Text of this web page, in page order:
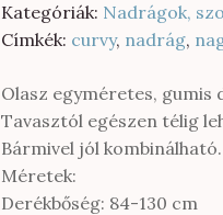
Kategóriák: Nadrágok,
Címkék: curvy, nadrág,
Olasz egyméretes,
Tavasztól egészen télig
Bármivel jól kombinálható.
Méretek:
Derékbőség: 84-130 cm